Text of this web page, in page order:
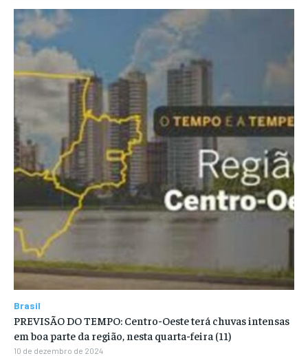
Brasil
PREVISÃO DO TEMPO: Centro-Oeste terá chuvas intensas
em boa parte da região, nesta quarta-feira (11)
10 de dezembro de 2024